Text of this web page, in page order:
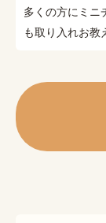
多くの方にミニ
も取り入れお教